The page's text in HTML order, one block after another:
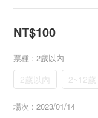
NT$100
票種 : 2歲以內
2歲以內 2~12歲
場次 : 2023/01/14